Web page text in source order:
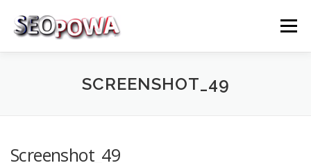
Menu
RÉFÉRENCEMENT MARKETING
SCREENSHOT_49
Screenshot_49